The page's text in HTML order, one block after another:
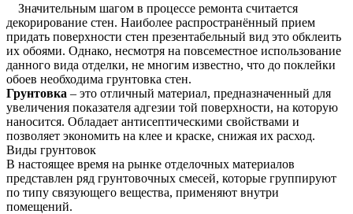
Значительным шагом в процессе ремонта считается
декорирование стен. Наиболее распространённый прием
придать поверхности стен презентабельный вид это обклеить
их обоями. Однако, несмотря на повсеместное использование
данного вида отделки, не многим известно, что до поклейки
обоев необходима грунтовка стен.
Грунтовка – это отличный материал, предназначенный для
увеличения показателя адгезии той поверхности, на которую
наносится. Обладает антисептическими свойствами и
позволяет экономить на клее и краске, снижая их расход.
Виды грунтовок
В настоящее время на рынке отделочных материалов
представлен ряд грунтовочных смесей, которые группируют
по типу связующего вещества, применяют внутри
помещений.